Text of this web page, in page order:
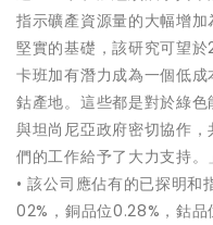
指示礦產資源量的大幅增
堅實的基礎，該研究可望
卡班加有潛力成為一個低
鈷產地。這些都是對於綠
與坦尚尼亞政府密切協作
們的工作給予了大力支持。
• 該公司應佔有的已探明
02%，銅品位0.28%，鈷